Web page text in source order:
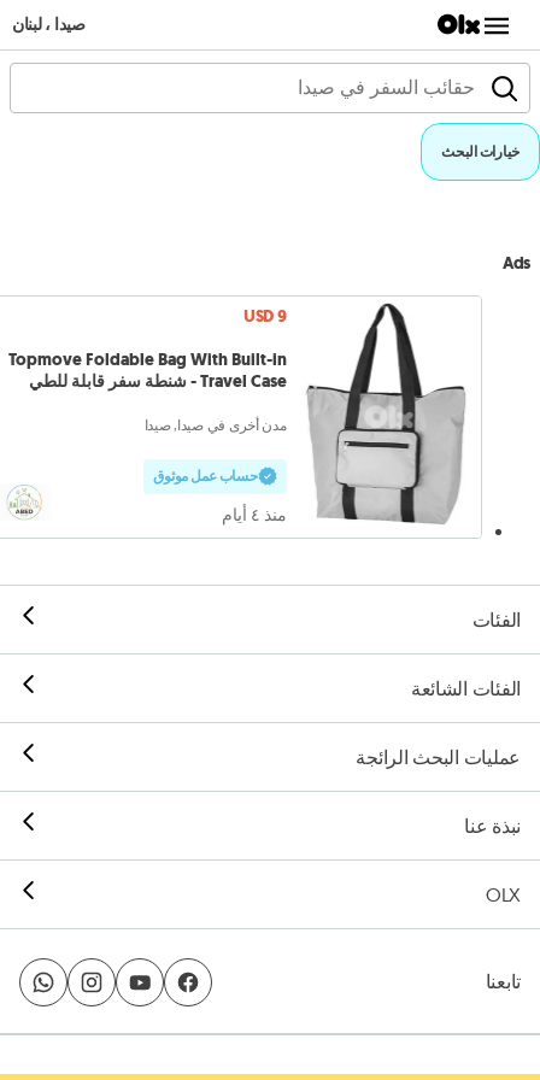
صيدا ، لبنان
خيارات البحث
Ads
USD 9
Topmove Foldable Bag With Built-in
Travel Case - شنطة سفر قابلة للطي
مدن أخرى في صيدا, صيدا
حساب عمل موثوق
منذ ٤ أيام
الفئات
الفئات الشائعة
عمليات البحث الرائجة
نبذة عنا
OLX
تابعنا